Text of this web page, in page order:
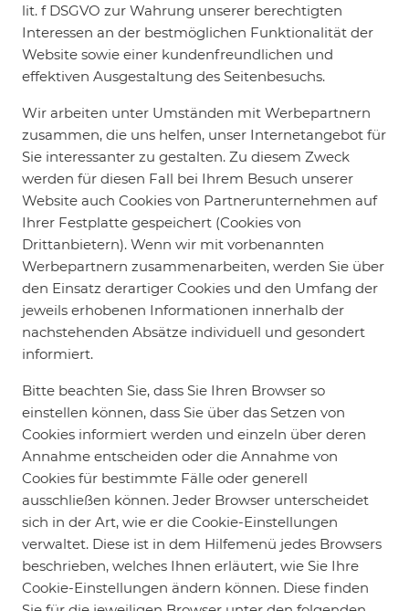
lit. f DSGVO zur Wahrung unserer berechtigten
Interessen an der bestmöglichen Funktionalität der
Website sowie einer kundenfreundlichen und
effektiven Ausgestaltung des Seitenbesuchs.
Wir arbeiten unter Umständen mit Werbepartnern
zusammen, die uns helfen, unser Internetangebot für
Sie interessanter zu gestalten. Zu diesem Zweck
werden für diesen Fall bei Ihrem Besuch unserer
Website auch Cookies von Partnerunternehmen auf
Ihrer Festplatte gespeichert (Cookies von
Drittanbietern). Wenn wir mit vorbenannten
Werbepartnern zusammenarbeiten, werden Sie über
den Einsatz derartiger Cookies und den Umfang der
jeweils erhobenen Informationen innerhalb der
nachstehenden Absätze individuell und gesondert
informiert.
Bitte beachten Sie, dass Sie Ihren Browser so
einstellen können, dass Sie über das Setzen von
Cookies informiert werden und einzeln über deren
Annahme entscheiden oder die Annahme von
Cookies für bestimmte Fälle oder generell
ausschließen können. Jeder Browser unterscheidet
sich in der Art, wie er die Cookie-Einstellungen
verwaltet. Diese ist in dem Hilfemenü jedes Browsers
beschrieben, welches Ihnen erläutert, wie Sie Ihre
Cookie-Einstellungen ändern können. Diese finden